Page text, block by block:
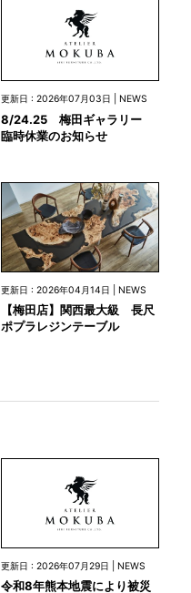
更新日 : 2026年07月03日 | NEWS
8/24.25 梅田ギャラリー
臨時休業のお知らせ
更新日 : 2026年04月14日 | NEWS
【梅田店】関西最大級 長尺
ポプラレジンテーブル
更新日 : 2026年07月29日 | NEWS
令和8年熊本地震により被災